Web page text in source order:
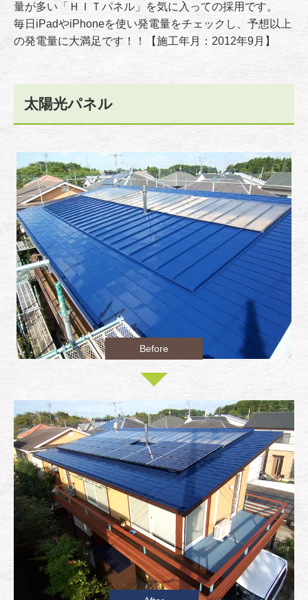
量が多い「ＨＩＴパネル」を気に入っての採用です。
毎日iPadやiPhoneを使い発電量をチェックし、予想以上
の発電量に大満足です！！【施工年月：2012年9月】
太陽光パネル
Before